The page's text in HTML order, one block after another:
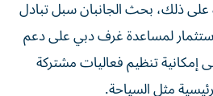
على ذلك، بحث الجانبان سبل تبادل
لمساعدة غرف دبي على دعم
إمكانية تنظيم فعاليات مشتركة
مثل السياحة.